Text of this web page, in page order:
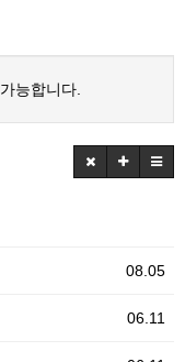
능합니다.
08.05
06.11